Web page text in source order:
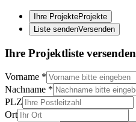
Ihre ProjekteProjekte
Liste sendenVersenden
Ihre Projektliste versenden
Vorname *
Nachname *
PLZ
Ort